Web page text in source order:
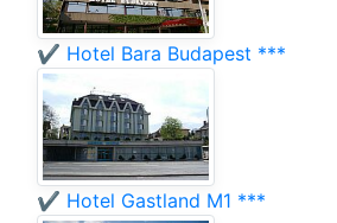
✔️ Hotel Bara Budapest ***
✔️ Hotel Gastland M1 ***